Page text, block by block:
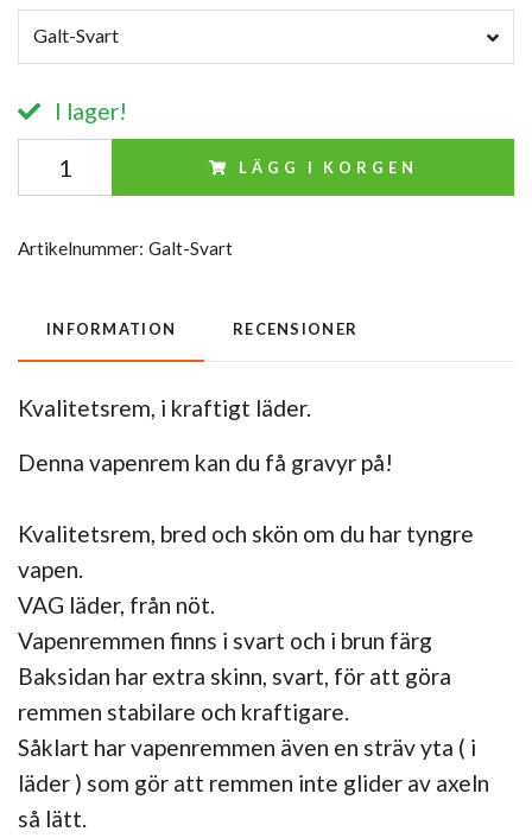
Galt-Svart
I lager!
LÄGG I KORGEN
Artikelnummer: Galt-Svart
INFORMATION RECENSIONER
Kvalitetsrem, i kraftigt läder.
Denna vapenrem kan du få gravyr på!
Kvalitetsrem, bred och skön om du har tyngre
vapen.
VAG läder, från nöt.
Vapenremmen finns i svart och i brun färg
Baksidan har extra skinn, svart, för att göra
remmen stabilare och kraftigare.
Såklart har vapenremmen även en sträv yta ( i
läder ) som gör att remmen inte glider av axeln
så lätt.